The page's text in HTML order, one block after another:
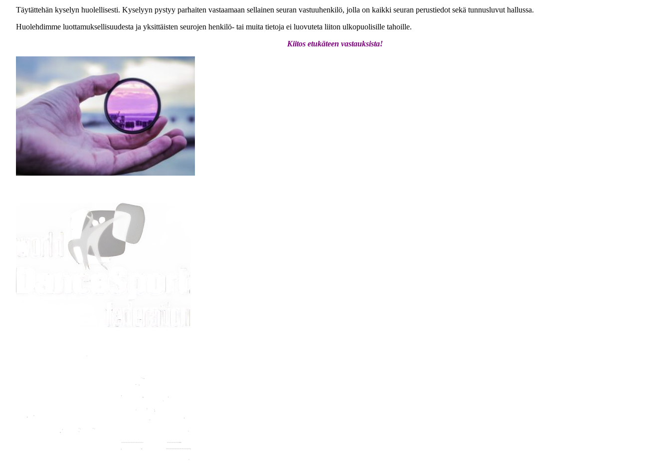
Täytättehän kyselyn huolellisesti. Kyselyyn pystyy parhaiten vastaamaan sellainen seuran vastuuhenkilö, jolla on kaikki seuran perustiedot sekä tunnusluvut hallussa.
Huolehdimme luottamuksellisuudesta ja yksittäisten seurojen henkilö- tai muita tietoja ei luovuteta liiton ulkopuolisille tahoille.
Kiitos etukäteen vastauksista!